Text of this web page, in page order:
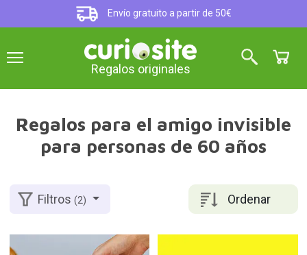
Envío gratuito a partir de 50€
Regalos originales
Regalos para el amigo invisible
para personas de 60 años
Ordenar
Filtros(2)